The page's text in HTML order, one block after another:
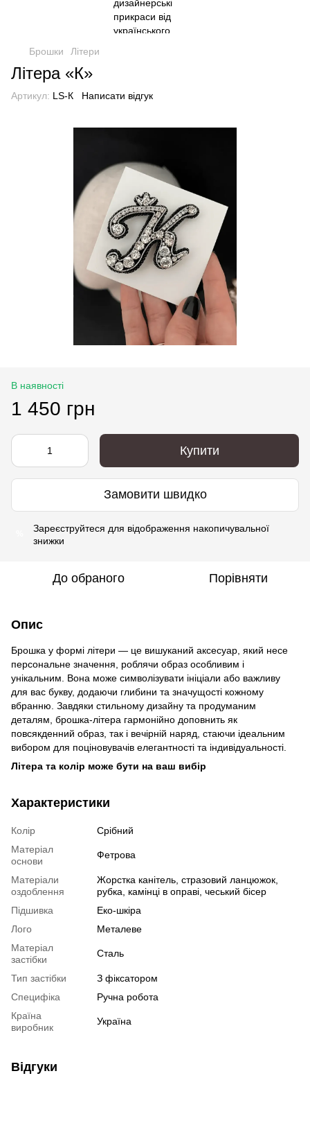
Брошки Літери
Літера «К»
Артикул: LS-К Написати відгук
В наявності
1 450 грн
Купити
Замовити швидко
Зареєструйтеся для відображення накопичувальної
знижки
До обраного Порівняти
Опис
Брошка у формі літери — це вишуканий аксесуар, який несе
персональне значення, роблячи образ особливим і
унікальним. Вона може символізувати ініціали або важливу
для вас букву, додаючи глибини та значущості кожному
вбранню. Завдяки стильному дизайну та продуманим
деталям, брошка-літера гармонійно доповнить як
повсякденний образ, так і вечірній наряд, стаючи ідеальним
вибором для поціновувачів елегантності та індивідуальності.
Літера та колір може бути на ваш вибір
Характеристики
Колір
Срібний
Матеріал
основи
Фетрова
Матеріали
оздоблення
Жорстка канітель, стразовий ланцюжок,
рубка, камінці в оправі, чеський бісер
Підшивка
Еко-шкіра
Лого
Металеве
Матеріал
застібки
Сталь
Тип застібки
З фіксатором
Специфіка
Ручна робота
Країна
виробник
Україна
Відгуки